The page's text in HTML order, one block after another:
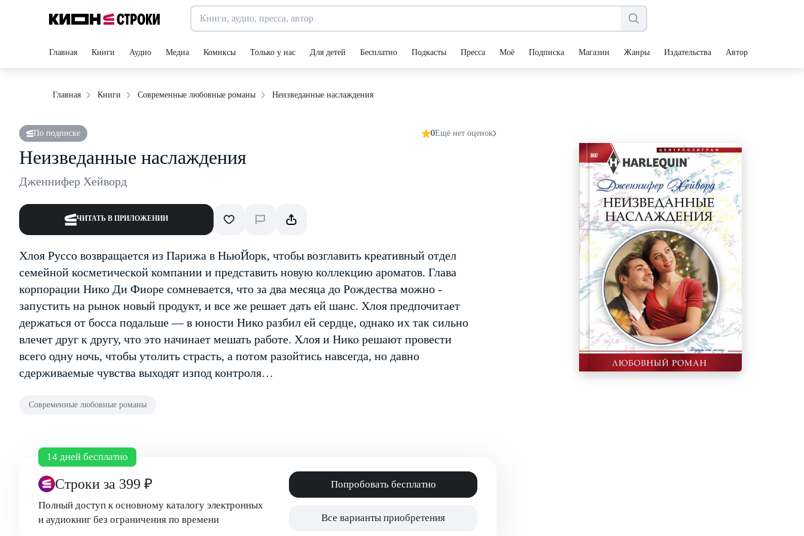
Главная Книги Аудио Медиа Комиксы Только у нас Для детей Бесплатно Подкасты Пресса Моё Подписка Магазин Жанры Издательства Авторы
Главная Книги Современные любовные романы Неизведанные наслаждения
По подписке 0Ещё нет оценок
Неизведанные наслаждения
Дженнифер Хейворд
ЧИТАТЬ В ПРИЛОЖЕНИИ
Хлоя Руссо возвращается из Парижа в Нью­Йорк, чтобы возглавить креативный отдел
семейной косметической компании и представить новую коллекцию ароматов. Глава
корпорации Нико Ди Фиоре сомневается, что за два месяца до Рождества можно ­
запустить на рынок новый продукт, и все же решает дать ей шанс. Хлоя предпочитает
держаться от босса подальше — в юности Нико разбил ей сердце, однако их так сильно
влечет друг к другу, что это начинает мешать работе. Хлоя и Нико решают провести
всего одну ночь, чтобы утолить страсть, а потом разойтись навсегда, но давно
сдерживаемые чувства выходят из­под контроля…
Современные любовные романы
14 дней бесплатно
Строки за 399 ₽
Полный доступ к основному каталогу электронных
и аудиокниг без ограничения по времени
Попробовать бесплатно
Все варианты приобретения